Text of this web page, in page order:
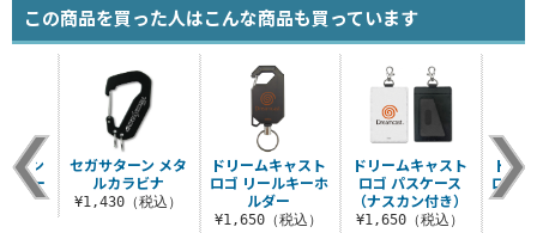
この商品を買った人はこんな商品も買っています
ドリームキャスト
ロゴ リールキーホ
ルダー
¥1,650（税込）
ドリームキャスト
ロゴ パスケース
（ナスカン付き）
¥1,650（税込）
ドリ
ロゴ
エン
サー
セガサターン メタ
ルカラビナ
¥1,430（税込）